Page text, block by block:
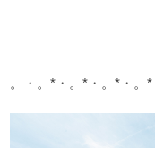
。・。*・。*・。*・。